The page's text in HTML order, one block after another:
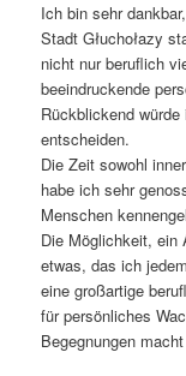
Ich bin sehr
Stadt Głuchołazy
nicht nur beruflich
beeindruckende
Rückblickend
entscheiden.
Die Zeit sowohl
habe ich sehr
Menschen
Die Möglichkeit, ein
etwas, das ich
eine großartige
für persönliches
Begegnungen